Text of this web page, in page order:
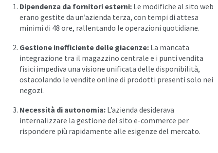
Dipendenza da fornitori esterni: Le modifiche al sito web
erano gestite da un’azienda terza, con tempi di attesa
minimi di 48 ore, rallentando le operazioni quotidiane.​
Gestione inefficiente delle giacenze: La mancata
integrazione tra il magazzino centrale e i punti vendita
fisici impediva una visione unificata delle disponibilità,
ostacolando le vendite online di prodotti presenti solo nei
negozi.​
Necessità di autonomia: L’azienda desiderava
internalizzare la gestione del sito e-commerce per
rispondere più rapidamente alle esigenze del mercato.​